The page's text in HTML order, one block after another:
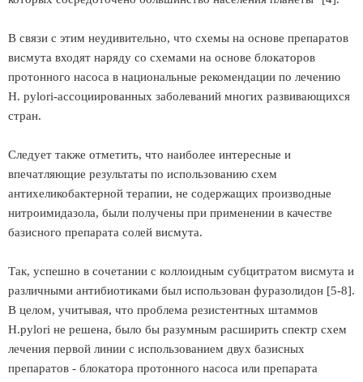
В связи с этим неудивительно, что схемы на основе препаратов
висмута входят наряду со схемами на основе блокаторов
протонного насоса в национальные рекомендации по лечению
Н. pylori-ассоциированных заболеваний многих развивающихся
стран.
Следует также отметить, что наиболее интересные и
впечатляющие результаты по использованию схем
антихеликобактерной терапии, не содержащих производные
нитроимидазола, были получены при применении в качестве
базисного препарата солей висмута.
Так, успешно в сочетании с коллоидным субцитратом висмута и
различными антибиотиками был использован фуразолидон [5-8].
В целом, учитывая, что проблема резистентных штаммов
Н.pylori не решена, было бы разумным расширить спектр схем
лечения первой линии с использованием двух базисных
препаратов - блокатора протонного насоса или препарата